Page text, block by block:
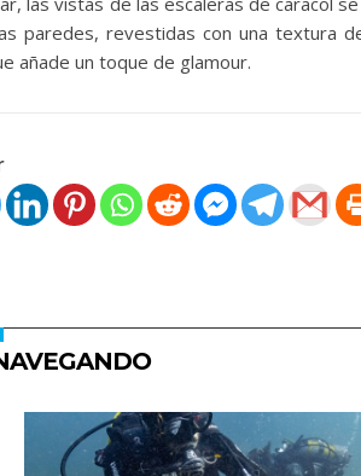
paredes, revestidas con una textura
añade un toque de glamour.